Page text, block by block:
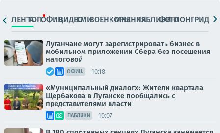
ЛЕНТАТОПОФИЦ.ВИДЕОСМИВОЕНКОРЫМНЕНИЯПАБЛИКИ
ФОТОЛОНГРИДЫ
Луганчане могут зарегистрировать бизнес в
мобильном приложении Сбера без посещения
налоговой
ОФИЦ. 10:18
«Муниципальный диалог»: Жители квартала
Щербакова в Луганске пообщались с
представителями власти
ПАБЛИКИ 10:07